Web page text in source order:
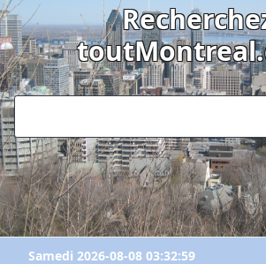
Samedi 2026-08-08 03:32:59